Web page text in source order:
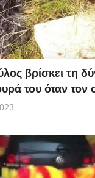
βρίσκει τη
του όταν τον